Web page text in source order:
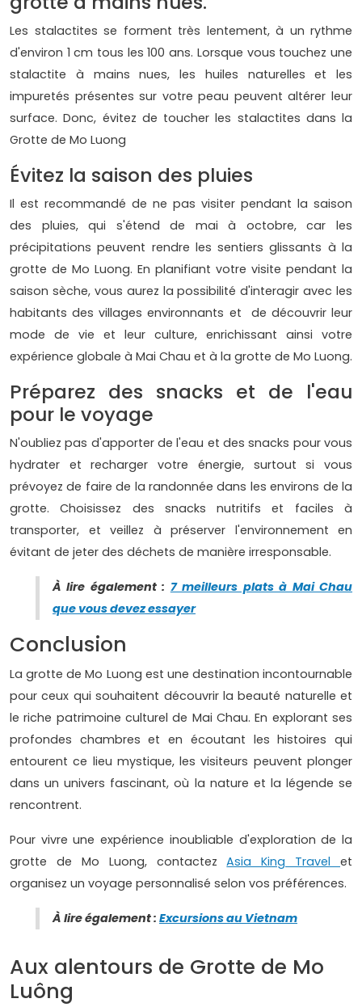
Les stalactites se forment très lentement, à un rythme
d'environ 1 cm tous les 100 ans. Lorsque vous touchez une
stalactite à mains nues, les huiles naturelles et les
impuretés présentes sur votre peau peuvent altérer leur
surface. Donc, évitez de toucher les stalactites dans la
Grotte de Mo Luong
Évitez la saison des pluies
Il est recommandé de ne pas visiter pendant la saison
des pluies, qui s'étend de mai à octobre, car les
précipitations peuvent rendre les sentiers glissants à la
grotte de Mo Luong. En planifiant votre visite pendant la
saison sèche, vous aurez la possibilité d'interagir avec les
habitants des villages environnants et de découvrir leur
mode de vie et leur culture, enrichissant ainsi votre
expérience globale à Mai Chau et à la grotte de Mo Luong.
Préparez des snacks et de l'eau
pour le voyage
N'oubliez pas d'apporter de l'eau et des snacks pour vous
hydrater et recharger votre énergie, surtout si vous
prévoyez de faire de la randonnée dans les environs de la
grotte. Choisissez des snacks nutritifs et faciles à
transporter, et veillez à préserver l'environnement en
évitant de jeter des déchets de manière irresponsable.
À lire également : 7 meilleurs plats à Mai Chau
que vous devez essayer
Conclusion
La grotte de Mo Luong est une destination incontournable
pour ceux qui souhaitent découvrir la beauté naturelle et
le riche patrimoine culturel de Mai Chau. En explorant ses
profondes chambres et en écoutant les histoires qui
entourent ce lieu mystique, les visiteurs peuvent plonger
dans un univers fascinant, où la nature et la légende se
rencontrent.
Pour vivre une expérience inoubliable d'exploration de la
grotte de Mo Luong, contactezAsia King Travel et
organisez un voyage personnalisé selon vos préférences.
À lire également : Excursions au Vietnam
Aux alentours de Grotte de Mo
Luông